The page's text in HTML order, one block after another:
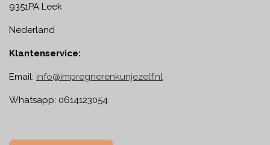
9351PA Leek
Nederland
Klantenservice:
Email: info@impregnerenkunjezelf.nl
Whatsapp: 0614123054